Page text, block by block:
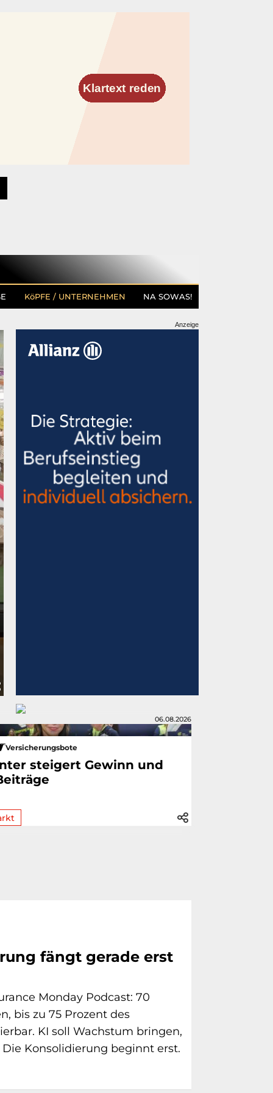
KöPFE / UNTERNEHMEN NA SOWAS!
Anzeige
06.08.2026
Versicherungsbote
steigert Gewinn und
fängt gerade erst
Monday Podcast: 70
bis zu 75 Prozent des
KI soll Wachstum bringen,
Konsolidierung beginnt erst.